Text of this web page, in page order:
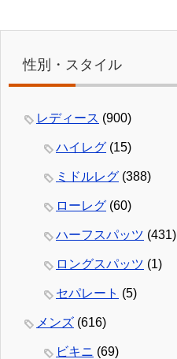
性別・スタイル
レディース (900)
ハイレグ (15)
ミドルレグ (388)
ローレグ (60)
ハーフスパッツ (431)
ロングスパッツ (1)
セパレート (5)
メンズ (616)
ビキニ (69)